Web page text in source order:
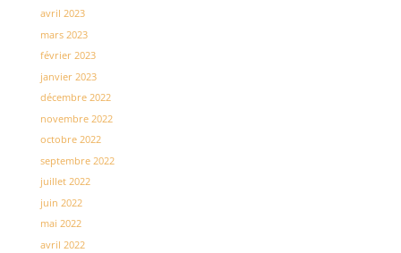
avril 2023
mars 2023
février 2023
janvier 2023
décembre 2022
novembre 2022
octobre 2022
septembre 2022
juillet 2022
juin 2022
mai 2022
avril 2022